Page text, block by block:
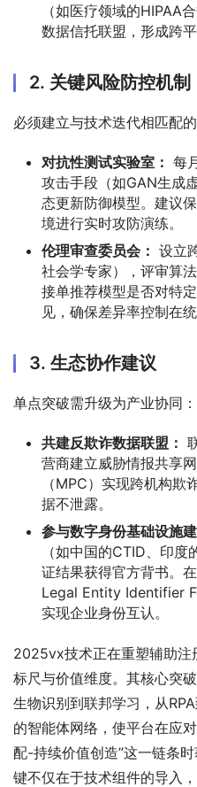
（如医疗领域的HIPAA
数据信托联盟，形成跨平
2. 关键风险防控机制
必须建立与技术迭代相匹配
对抗性测试实验室： 每
攻击手段（如GAN生成
态更新防御模型。建议
境进行实时攻防演练。
伦理审查委员会： 设立
社会学专家），评审算
接单推荐模型是否对特
见，确保差异率控制在
3. 生态协作建议
单点突破需升级为产业协同：
共建反欺诈数据联盟：
营商建立威胁情报共享
（MPC）实现跨机构欺
据不泄露。
参与数字身份基础设施建
（如中国的CTID、印
证结果获得官方背书。
Legal Entity Identifier
实现企业身份互认。
2025vx技术正在重塑辅助注
标尺与价值维度。其核心突
生物识别到联邦学习，从
的智能体网络，使平台在应
配-持续价值创造”这一链条
键不仅在于技术组件的导入